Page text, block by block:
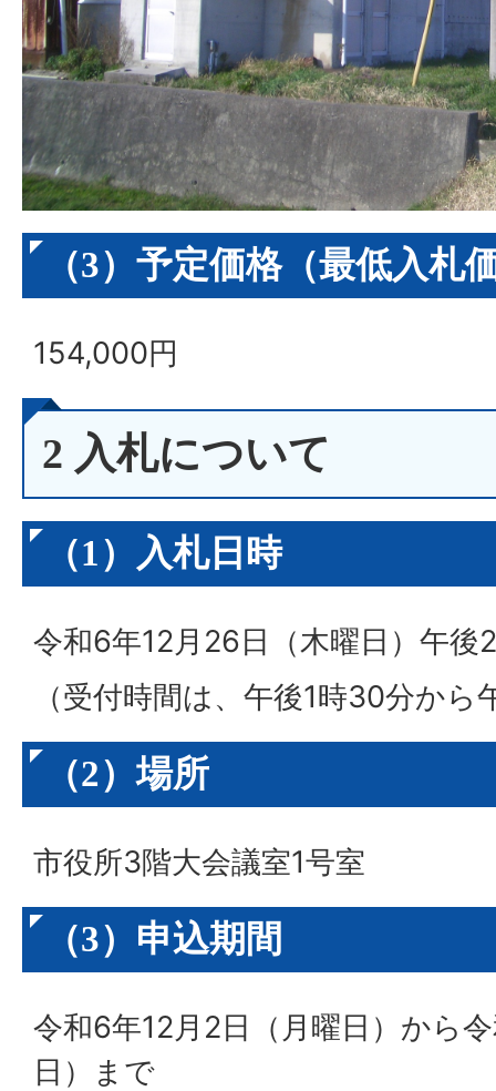
（3）予定価格（最低入札
154,000円
2 入札について
（1）入札日時
令和6年12月26日（木曜日）午後
（受付時間は、午後1時30分か
（2）場所
市役所3階大会議室1号室
（3）申込期間
令和6年12月2日（月曜日）から
日）まで